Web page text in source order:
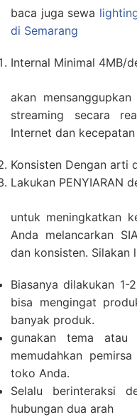
baca juga sewa
di Semarang
Internal Minimal 4MB/
akan
streaming secara
Internet dan
Konsisten Dengan arti
Lakukan PENYIARAN
untuk meningkatkan
Anda melancarkan
dan konsisten. Silakan
Biasanya dilakukan
bisa mengingat
banyak produk.
gunakan tema
memudahkan
toko Anda.
Selalu berinteraksi
hubungan dua arah